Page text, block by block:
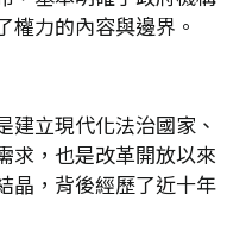
權力的內容與邊界。
建立現代化法治國家、
求，也是改革開放以來
晶，背後經歷了近十年